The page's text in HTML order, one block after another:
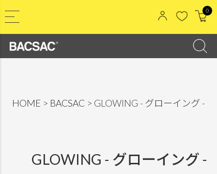
0
HOME BACSAC GLOWING - グローイング -
GLOWING - グローイング -